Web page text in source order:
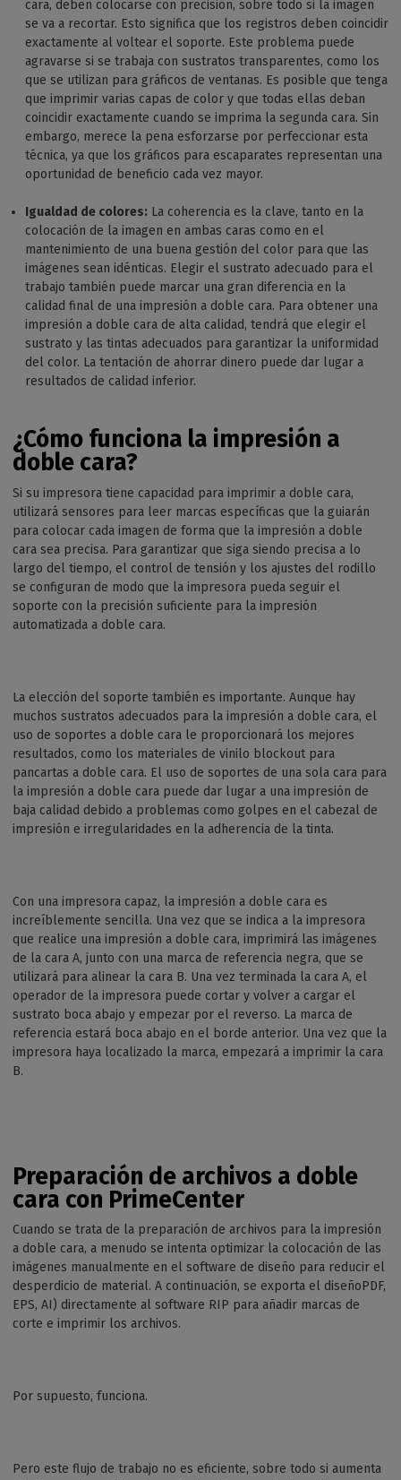
cara, deben colocarse con precisión, sobre todo si la imagen
se va a recortar. Esto significa que los registros deben coincidir
exactamente al voltear el soporte. Este problema puede
agravarse si se trabaja con sustratos transparentes, como los
que se utilizan para gráficos de ventanas. Es posible que tenga
que imprimir varias capas de color y que todas ellas deban
coincidir exactamente cuando se imprima la segunda cara. Sin
embargo, merece la pena esforzarse por perfeccionar esta
técnica, ya que los gráficos para escaparates representan una
oportunidad de beneficio cada vez mayor.
Igualdad de colores: La coherencia es la clave, tanto en la
colocación de la imagen en ambas caras como en el
mantenimiento de una buena gestión del color para que las
imágenes sean idénticas. Elegir el sustrato adecuado para el
trabajo también puede marcar una gran diferencia en la
calidad final de una impresión a doble cara. Para obtener una
impresión a doble cara de alta calidad, tendrá que elegir el
sustrato y las tintas adecuados para garantizar la uniformidad
del color. La tentación de ahorrar dinero puede dar lugar a
resultados de calidad inferior.
¿Cómo funciona la impresión a
doble cara?
Si su impresora tiene capacidad para imprimir a doble cara,
utilizará sensores para leer marcas específicas que la guiarán
para colocar cada imagen de forma que la impresión a doble
cara sea precisa. Para garantizar que siga siendo precisa a lo
largo del tiempo, el control de tensión y los ajustes del rodillo
se configuran de modo que la impresora pueda seguir el
soporte con la precisión suficiente para la impresión
automatizada a doble cara.
La elección del soporte también es importante. Aunque hay
muchos sustratos adecuados para la impresión a doble cara, el
uso de soportes a doble cara le proporcionará los mejores
resultados, como los materiales de vinilo blockout para
pancartas a doble cara. El uso de soportes de una sola cara para
la impresión a doble cara puede dar lugar a una impresión de
baja calidad debido a problemas como golpes en el cabezal de
impresión e irregularidades en la adherencia de la tinta.
Con una impresora capaz, la impresión a doble cara es
increíblemente sencilla. Una vez que se indica a la impresora
que realice una impresión a doble cara, imprimirá las imágenes
de la cara A, junto con una marca de referencia negra, que se
utilizará para alinear la cara B. Una vez terminada la cara A, el
operador de la impresora puede cortar y volver a cargar el
sustrato boca abajo y empezar por el reverso. La marca de
referencia estará boca abajo en el borde anterior. Una vez que la
impresora haya localizado la marca, empezará a imprimir la cara
B.
Preparación de archivos a doble
cara con PrimeCenter
Cuando se trata de la preparación de archivos para la impresión
a doble cara, a menudo se intenta optimizar la colocación de las
imágenes manualmente en el software de diseño para reducir el
desperdicio de material. A continuación, se exporta el diseñoPDF,
EPS, AI) directamente al software RIP para añadir marcas de
corte e imprimir los archivos.
Por supuesto, funciona.
Pero este flujo de trabajo no es eficiente, sobre todo si aumenta